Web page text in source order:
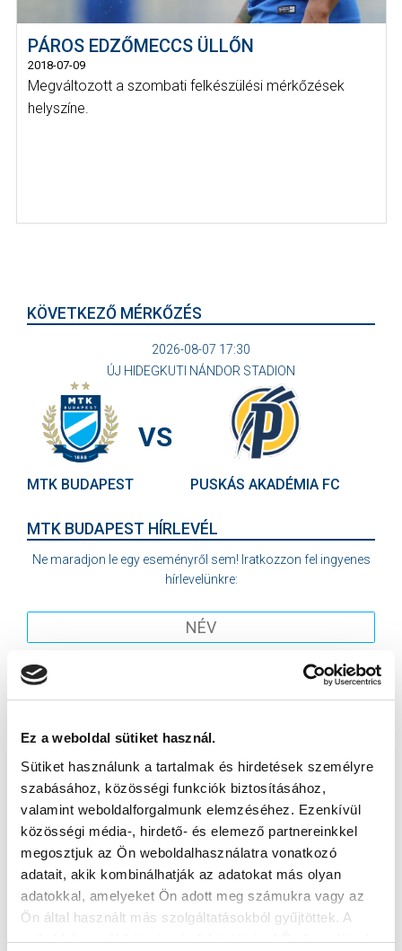
Ez a weboldal sütiket használ.
Sütiket használunk a tartalmak és hirdetések személyre
szabásához, közösségi funkciók biztosításához,
valamint weboldalforgalmunk elemzéséhez. Ezenkívül
közösségi média-, hirdető- és elemező partnereinkkel
megosztjuk az Ön weboldalhasználatra vonatkozó
adatait, akik kombinálhatják az adatokat más olyan
adatokkal, amelyeket Ön adott meg számukra vagy az
Ön által használt más szolgáltatásokból gyűjtöttek. A
weboldalon való böngészés folytatásával Ön hozzájárul a
PÁROS EDZŐMECCS ÜLLŐN
2018-07-09
Megváltozott a szombati felkészülési mérkőzések
helyszíne.
KÖVETKEZŐ MÉRKŐZÉS
2026-08-07 17:30
ÚJ HIDEGKUTI NÁNDOR STADION
MTK BUDAPEST
VS
PUSKÁS AKADÉMIA FC
MTK BUDAPEST HÍRLEVÉL
Ne maradjon le egy eseményről sem! Iratkozzon fel ingyenes
hírlevelünkre:
SZPONZOROK